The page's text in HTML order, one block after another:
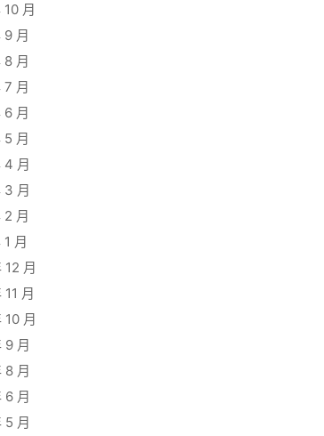
月
9 月
8 月
7 月
6 月
5 月
4 月
3 月
2 月
月
月
月
月
9 月
8 月
6 月
5 月